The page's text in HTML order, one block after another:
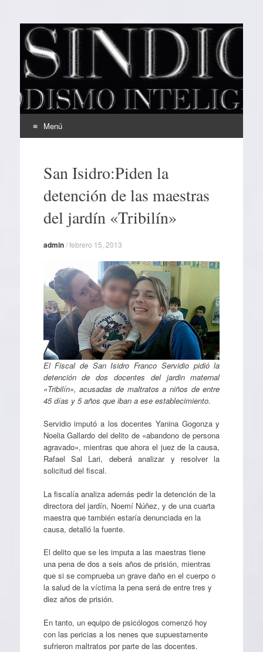
EL SINDICAL
Periodismo Inteligente
Menú
contenidoSan Isidro:Piden la
detención de las maestras
del jardín «Tribilín»
admin/febrero 15, 2013
El Fiscal de San Isidro Franco Servidio pidió la
detención de dos docentes del jardin maternal
«Tribilín», acusadas de maltratos a niños de entre
45 días y 5 años que iban a ese establecimiento.
Servidio imputó a los docentes Yanina Gogonza y
Noelia Gallardo del delito de «abandono de persona
agravado», mientras que ahora el juez de la causa,
Rafael Sal Lari, deberá analizar y resolver la
solicitud del fiscal.
La fiscalía analiza además pedir la detención de la
directora del jardín, Noemí Núñez, y de una cuarta
maestra que también estaría denunciada en la
causa, detalló la fuente.
El delito que se les imputa a las maestras tiene
una pena de dos a seis años de prisión, mientras
que si se comprueba un grave daño en el cuerpo o
la salud de la víctima la pena será de entre tres y
diez años de prisión.
En tanto, un equipo de psicólogos comenzó hoy
con las pericias a los nenes que supuestamente
sufrieron maltratos por parte de las docentes.